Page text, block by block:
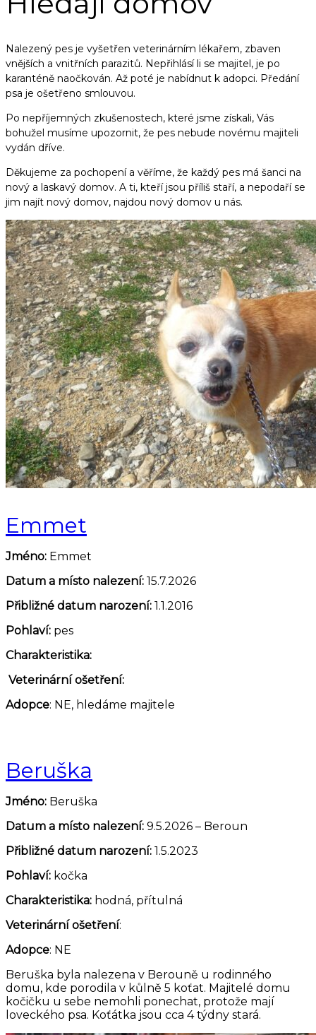
Nalezený pes je vyšetřen veterinárním lékařem, zbaven
vnějších a vnitřních parazitů. Nepřihlásí li se majitel, je po
karanténě naočkován. Až poté je nabídnut k adopci. Předání
psa je ošetřeno smlouvou.
Po nepříjemných zkušenostech, které jsme získali, Vás
bohužel musíme upozornit, že pes nebude novému majiteli
vydán dříve.
Děkujeme za pochopení a věříme, že každý pes má šanci na
nový a laskavý domov. A ti, kteří jsou příliš staří, a nepodaří se
jim najít nový domov, najdou nový domov u nás.
Emmet
Jméno: Emmet
Datum a místo nalezení: 15.7.2026
Přibližné datum narození: 1.1.2016
Pohlaví: pes
Charakteristika:
Veterinární ošetření:
Adopce: NE, hledáme majitele
Beruška
Jméno: Beruška
Datum a místo nalezení: 9.5.2026 – Beroun
Přibližné datum narození: 1.5.2023
Pohlaví: kočka
Charakteristika: hodná, přítulná
Veterinární ošetření:
Adopce: NE
Beruška byla nalezena v Berouně u rodinného
domu, kde porodila v kůlně 5 koťat. Majitelé domu
kočičku u sebe nemohli ponechat, protože mají
loveckého psa. Koťátka jsou cca 4 týdny stará.